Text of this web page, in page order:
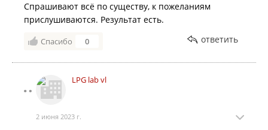
Спрашивают всё по существу, к пожеланиям
прислушиваются. Результат есть.
Спасибо 0 ответить
LPG lab vl
2 июня 2023 г.